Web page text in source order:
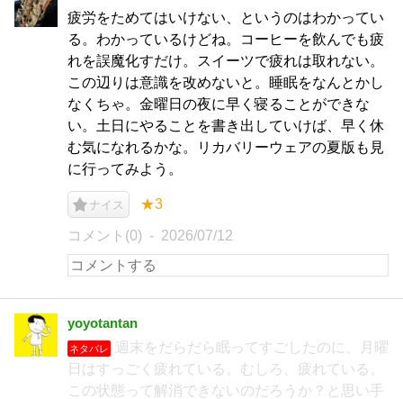
疲労をためてはいけない、というのはわかってい
る。わかっているけどね。コーヒーを飲んでも疲
れを誤魔化すだけ。スイーツで疲れは取れない。
この辺りは意識を改めないと。睡眠をなんとかし
なくちゃ。金曜日の夜に早く寝ることができな
い。土日にやることを書き出していけば、早く休
む気になれるかな。リカバリーウェアの夏版も見
に行ってみよう。
ナイス ★3
コメント(0) 2026/07/12
yoyotantan
ネタバレ
週末をだらだら眠ってすごしたのに、月曜
日はすっごく疲れている。むしろ、疲れている。
この状態って解消できないのだろうか？と思い手